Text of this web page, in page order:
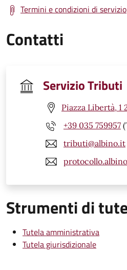
Termini e condizioni di servizio
Contatti
Servizio Tributi
Piazza Libertà, 1
+39 035 759957
tributi@albino.it
Strumenti di
Tutela amministrativa
Tutela giurisdizionale